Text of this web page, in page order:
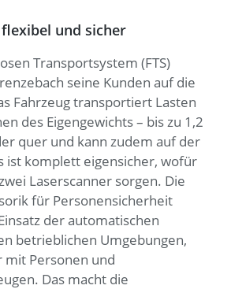
und sicher
Transportsystem (FTS)
seine Kunden auf die
Fahrzeug transportiert Lasten
des Eigengewichts – bis zu 1,2
quer und kann zudem auf der
ist komplett eigensicher, wofür
Laserscanner sorgen. Die
für Personensicherheit
der automatischen
betrieblichen Umgebungen,
mit Personen und
Das macht die